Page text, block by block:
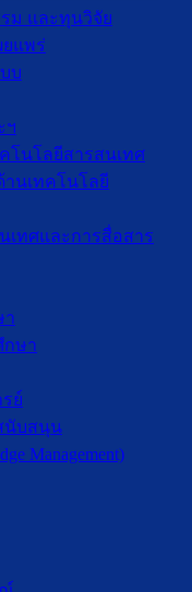
ม และทุนวิจัย
ยแพร่
บ
ฯ
โนโลยีสารสนเทศ
านเทคโนโลยี
เทศและการสื่อสาร
า
กษา
ย์
นับสนุน
Management)